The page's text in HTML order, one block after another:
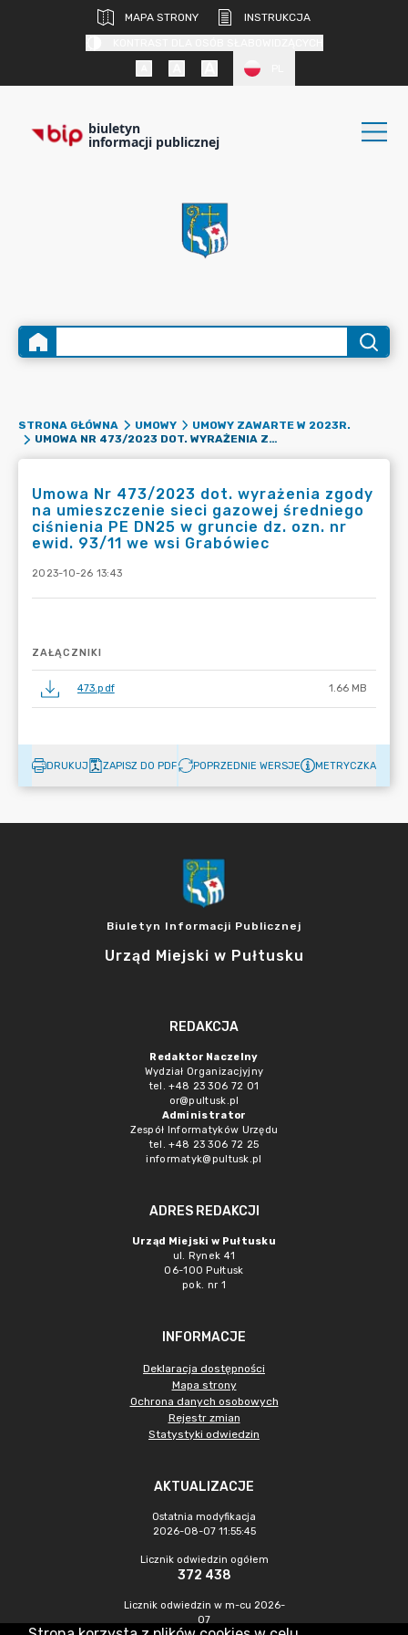
MAPA STRONY
INSTRUKCJA
biuletyn
informacji publicznej
STRONA GŁÓWNA UMOWY
UMOWY ZAWARTE W 2023R.
UMOWA NR 473/2023 DOT. WYRAŻENIA ZGODY NA UMIESZCZENIE SIECI GAZOWEJ ŚREDNIEGO CIŚNIENIA PE DN25 W GRUNCIE DZ. OZN. NR EWID. 93/11 WE WSI GRABÓWIEC
Umowa Nr 473/2023 dot. wyrażenia zgody
na umieszczenie sieci gazowej średniego
ciśnienia PE DN25 w gruncie dz. ozn. nr
ewid. 93/11 we wsi Grabówiec
2023-10-26 13:43
ZAŁĄCZNIKI
473.pdf 1.66 MB
DRUKUJ ZAPISZ DO PDF POPRZEDNIE WERSJE METRYCZKA
Biuletyn Informacji Publicznej
Urząd Miejski w Pułtusku
REDAKCJA
Redaktor Naczelny
Wydział Organizacjyjny
tel. +48 23 306 72 01
or@pultusk.pl
Administrator
Zespół Informatyków Urzędu
tel. +48 23 306 72 25
informatyk@pultusk.pl
ADRES REDAKCJI
Urząd Miejski w Pułtusku
ul. Rynek 41
06-100 Pułtusk
pok. nr 1
INFORMACJE
Deklaracja dostępności
Mapa strony
Ochrona danych osobowych
Rejestr zmian
Statystyki odwiedzin
AKTUALIZACJE
Ostatnia modyfikacja
2026-08-07 11:55:45
Licznik odwiedzin ogółem
372 438
Licznik odwiedzin w m-cu 2026-
07